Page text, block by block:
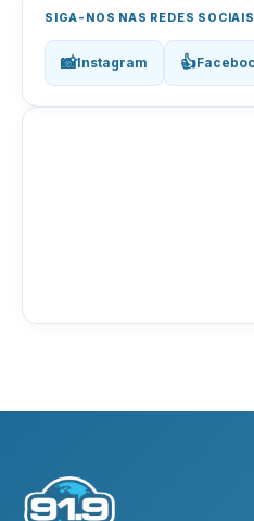
SIGA-NOS NAS REDES SOCIAIS
📸Instagram 👍